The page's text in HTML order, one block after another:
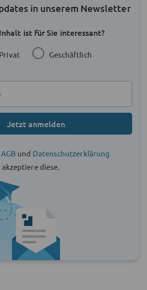
in unserem Newsletter
ist für Sie interessant?
Privat Geschäftlich
Jetzt anmelden
AGB und Datenschutzerklärung
diese.